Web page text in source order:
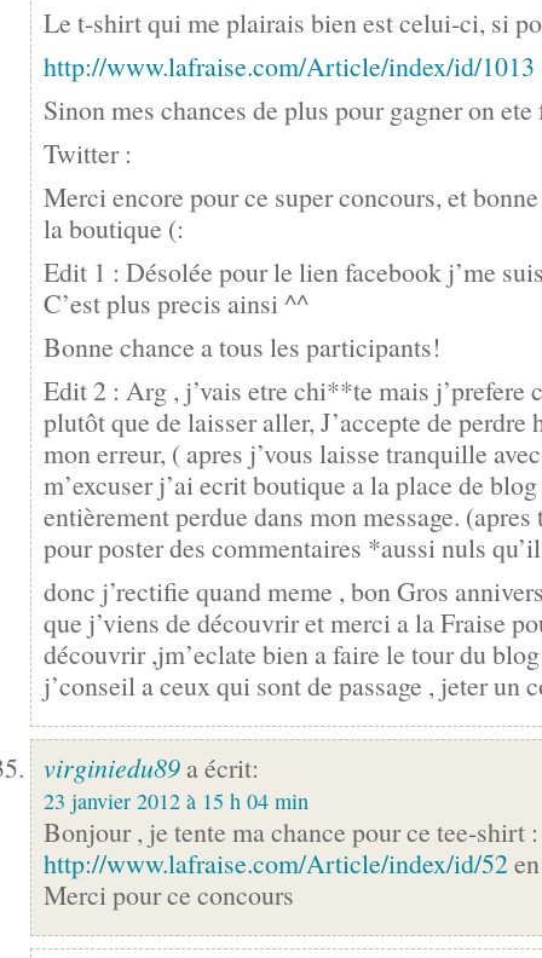
Le t-shirt qui me plairais bien est celui-ci, si
http://www.lafraise.com/Article/index/id/1013
Sinon mes chances de plus pour gagner on
Twitter :
Merci encore pour ce super concours, et
la boutique (:
Edit 1 : Désolée pour le lien facebook j’me
C’est plus precis ainsi ^^
Bonne chance a tous les participants!
Edit 2 : Arg , j’vais etre chi**te mais j’prefere
plutôt que de laisser aller, J’accepte de perdre
mon erreur, ( apres j’vous laisse tranquille
m’excuser j’ai ecrit boutique a la place de
entièrement perdue dans mon message.
pour poster des commentaires *aussi nuls
donc j’rectifie quand meme , bon Gros
que j’viens de découvrir et merci a la Fraise
découvrir ,jm’eclate bien a faire le tour du
j’conseil a ceux qui sont de passage , jeter un
virginiedu89 a écrit:
23 janvier 2012 à 15 h 04 min
Bonjour , je tente ma chance pour ce tee-shirt :
http://www.lafraise.com/Article/index/id/52
Merci pour ce concours